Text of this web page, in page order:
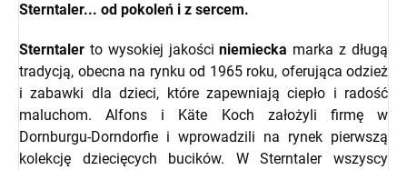
Sterntaler... od pokoleń i z sercem.
Sterntaler to wysokiej jakościniemiecka marka z długą
tradycją, obecna na rynku od 1965 roku, oferująca odzież
i zabawki dla dzieci, które zapewniają ciepło i radość
maluchom. Alfons i Käte Koch założyli firmę w
Dornburgu-Dorndorfie i wprowadzili na rynek pierwszą
kolekcję dziecięcych bucików. W Sterntaler wszyscy